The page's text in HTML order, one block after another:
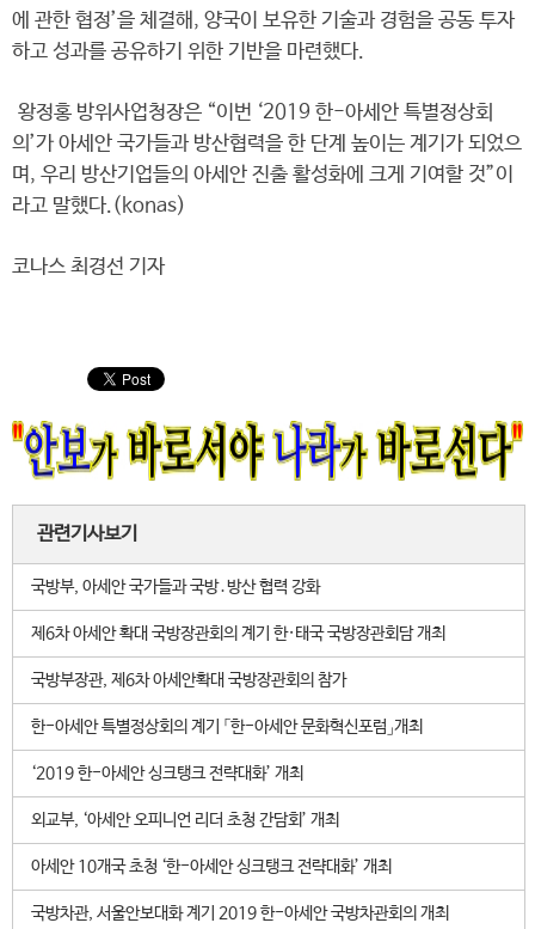
에 관한 협정’을 체결해, 양국이 보유한 기술과 경험을 공동 투자
하고 성과를 공유하기 위한 기반을 마련했다.
왕정홍 방위사업청장은 “이번 ‘2019 한-아세안 특별정상회
의’가 아세안 국가들과 방산협력을 한 단계 높이는 계기가 되었으
며, 우리 방산기업들의 아세안 진출 활성화에 크게 기여할 것”이
라고 말했다.(konas)
코나스 최경선 기자
관련기사보기
국방부, 아세안 국가들과 국방․방산 협력 강화
제6차 아세안 확대 국방장관회의 계기 한·태국 국방장관회담 개최
국방부장관, 제6차 아세안확대 국방장관회의 참가
한-아세안 특별정상회의 계기 「한-아세안 문화혁신포럼」개최
‘2019 한-아세안 싱크탱크 전략대화’ 개최
외교부, ‘아세안 오피니언 리더 초청 간담회’ 개최
아세안 10개국 초청 ‘한-아세안 싱크탱크 전략대화’ 개최
국방차관, 서울안보대화 계기 2019 한-아세안 국방차관회의 개최